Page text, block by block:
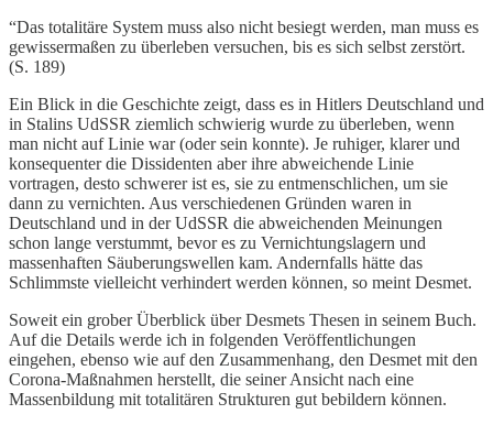
“Das totalitäre System muss also nicht besiegt werden, man muss es
gewissermaßen zu überleben versuchen, bis es sich selbst zerstört.
(S. 189)
Ein Blick in die Geschichte zeigt, dass es in Hitlers Deutschland und
in Stalins UdSSR ziemlich schwierig wurde zu überleben, wenn
man nicht auf Linie war (oder sein konnte). Je ruhiger, klarer und
konsequenter die Dissidenten aber ihre abweichende Linie
vortragen, desto schwerer ist es, sie zu entmenschlichen, um sie
dann zu vernichten. Aus verschiedenen Gründen waren in
Deutschland und in der UdSSR die abweichenden Meinungen
schon lange verstummt, bevor es zu Vernichtungslagern und
massenhaften Säuberungswellen kam. Andernfalls hätte das
Schlimmste vielleicht verhindert werden können, so meint Desmet.
Soweit ein grober Überblick über Desmets Thesen in seinem Buch.
Auf die Details werde ich in folgenden Veröffentlichungen
eingehen, ebenso wie auf den Zusammenhang, den Desmet mit den
Corona-Maßnahmen herstellt, die seiner Ansicht nach eine
Massenbildung mit totalitären Strukturen gut bebildern können.